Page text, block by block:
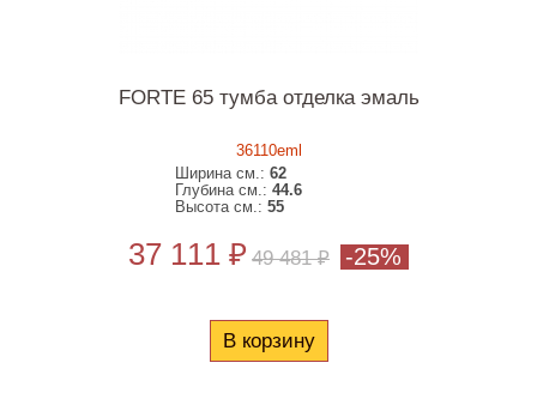
FORTE 65 тумба отделка эмаль
36110eml
Ширина см.:62
Глубина см.:44.6
Высота см.:55
37 111 ₽ 49 481 ₽ -25%
В корзину